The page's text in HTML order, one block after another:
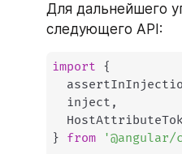
Для дальнейшего
следующего API:
import {
  inject
,
} from '@angular/